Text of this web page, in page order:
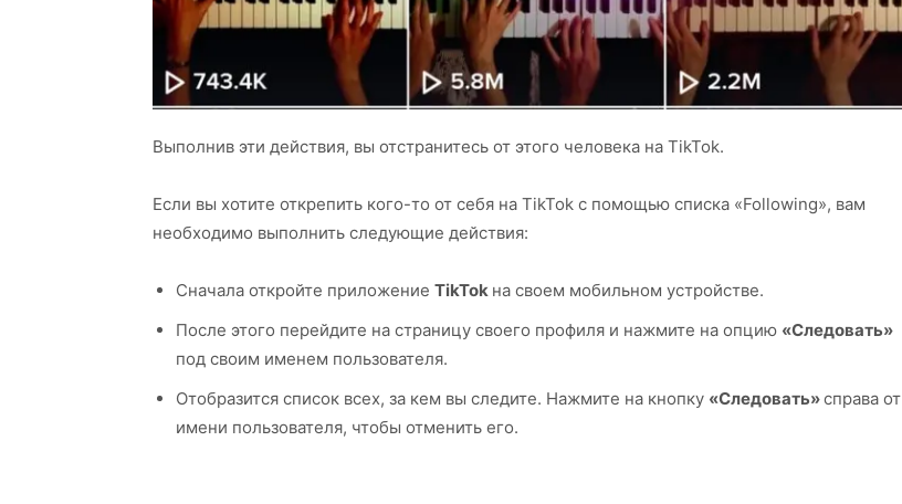
Выполнив эти действия, вы отстранитесь от этого человека на TikTok.
Если вы хотите открепить кого-то от себя на TikTok с помощью списка «Following», вам
необходимо выполнить следующие действия:
Сначала откройте приложение TikTok на своем мобильном устройстве.
После этого перейдите на страницу своего профиля и нажмите на опцию «Следовать»
под своим именем пользователя.
Отобразится список всех, за кем вы следите. Нажмите на кнопку «Следовать»справа от
имени пользователя, чтобы отменить его.